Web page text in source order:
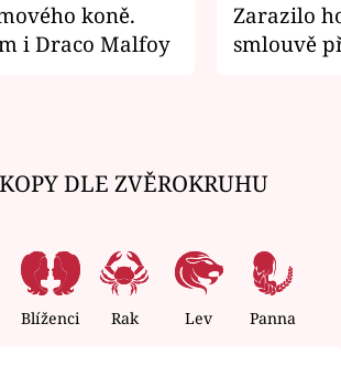
koně.
i Draco Malfoy
Zarazilo
smlouvě
DLE ZVĚROKRUHU
Blíženci Rak Lev Panna